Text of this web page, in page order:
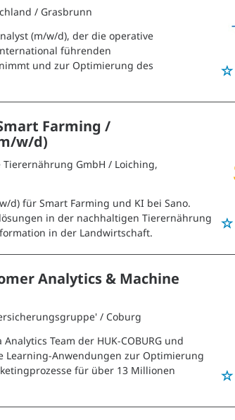
/ Grasbrunn
(m/w/d), der die operative
führenden
und zur Optimierung des
Farming /
w/d)
Tierernährung GmbH / Loiching,
d) für Smart Farming und KI bei Sano.
in der nachhaltigen Tierernährung
in der Landwirtschaft.
Analytics & Machine
/ Coburg
Team der HUK-COBURG und
Learning-Anwendungen zur Optimierung
für über 13 Millionen